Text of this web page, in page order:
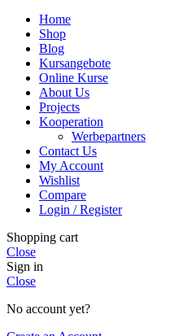
Home
Shop
Blog
Kursangebote
Online Kurse
About Us
Projects
Kooperation
Werbepartners
Contact Us
My Account
Wishlist
Compare
Login / Register
Shopping cart
Close
Sign in
Close
No account yet?